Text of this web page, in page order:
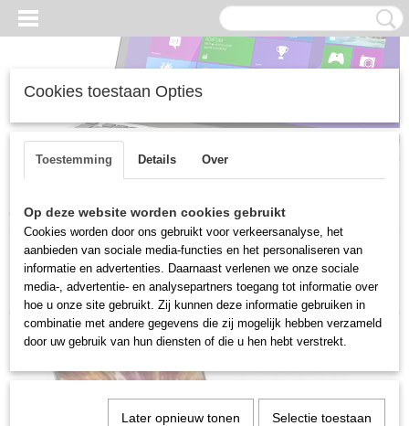
Inloggen Registreren
Home >Gebruikte laptops>HP
Sorteer op:
Cookies toestaan Opties
Toestemming Details Over
Op deze website worden cookies gebruikt
Cookies worden door ons gebruikt voor verkeersanalyse, het
aanbieden van sociale media-functies en het personaliseren van
informatie en advertenties. Daarnaast verlenen we onze sociale
media-, advertentie- en analysepartners toegang tot informatie over
hoe u onze site gebruikt. Zij kunnen deze informatie gebruiken in
combinatie met andere gegevens die zij mogelijk hebben verzameld
door uw gebruik van hun diensten of die u hen hebt verstrekt.
Later opnieuw tonen Selectie toestaan